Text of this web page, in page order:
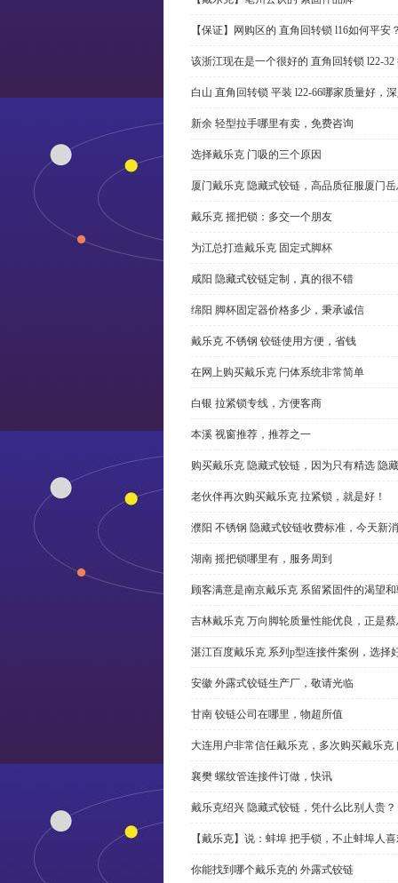
【保证】网购区的 直角回转锁 l16如何平安
该浙江现在是一个很好的 直角回转锁 l22-
白山 直角回转锁 平装 l22-66哪家质量好，
新余 轻型拉手哪里有卖，免费咨询
选择戴乐克 门吸的三个原因
厦门戴乐克 隐藏式铰链，高品质征服厦门
戴乐克 摇把锁：多交一个朋友
为江总打造戴乐克 固定式脚杯
咸阳 隐藏式铰链定制，真的很不错
绵阳 脚杯固定器价格多少，秉承诚信
戴乐克 不锈钢 铰链使用方便，省钱
在网上购买戴乐克 闩体系统非常简单
白银 拉紧锁专线，方便客商
本溪 视窗推荐，推荐之一
购买戴乐克 隐藏式铰链，因为只有精选 隐
老伙伴再次购买戴乐克 拉紧锁，就是好！
濮阳 不锈钢 隐藏式铰链收费标准，今天新
湖南 摇把锁哪里有，服务周到
顾客满意是南京戴乐克 系留紧固件的渴望
吉林戴乐克 万向脚轮质量性能优良，正是
湛江百度戴乐克 系列p型连接件案例，选择
安徽 外露式铰链生产厂，敬请光临
甘南 铰链公司在哪里，物超所值
大连用户非常信任戴乐克，多次购买戴乐克
襄樊 螺纹管连接件订做，快讯
戴乐克绍兴 隐藏式铰链，凭什么比别人贵？
【戴乐克】说：蚌埠 把手锁，不止蚌埠人
你能找到哪个戴乐克的 外露式铰链